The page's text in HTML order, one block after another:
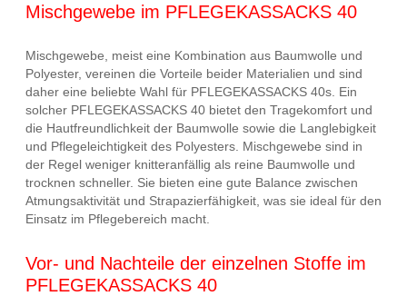
Mischgewebe im PFLEGEKASSACKS 40
Mischgewebe, meist eine Kombination aus Baumwolle und
Polyester, vereinen die Vorteile beider Materialien und sind
daher eine beliebte Wahl für PFLEGEKASSACKS 40s. Ein
solcher PFLEGEKASSACKS 40 bietet den Tragekomfort und
die Hautfreundlichkeit der Baumwolle sowie die Langlebigkeit
und Pflegeleichtigkeit des Polyesters. Mischgewebe sind in
der Regel weniger knitteranfällig als reine Baumwolle und
trocknen schneller. Sie bieten eine gute Balance zwischen
Atmungsaktivität und Strapazierfähigkeit, was sie ideal für den
Einsatz im Pflegebereich macht.
Vor- und Nachteile der einzelnen Stoffe im
PFLEGEKASSACKS 40